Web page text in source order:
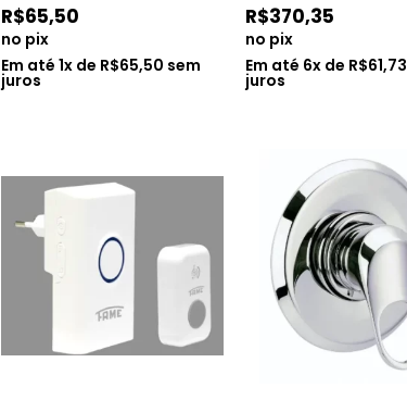
0 de 5
R$65,50
no pix
Em até 1x de R$65,50 sem
juros
0 de 5
R$370,35
no pix
Em até 6x de R$61,73
juros